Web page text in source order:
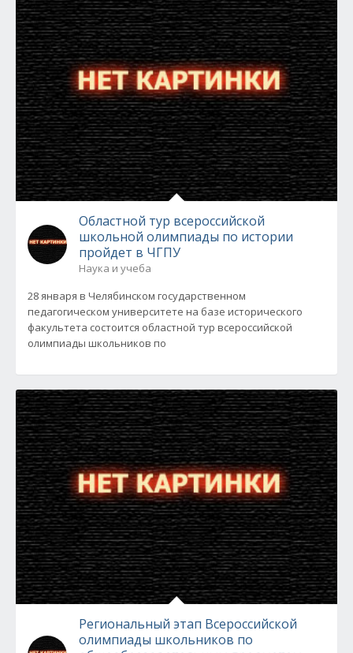
Областной тур всероссийской
школьной олимпиады по истории
пройдет в ЧГПУ
Наука и учеба
28 января в Челябинском государственном
педагогическом университете на базе исторического
факультета состоится областной тур всероссийской
олимпиады школьников по
Региональный этап Всероссийской
олимпиады школьников по